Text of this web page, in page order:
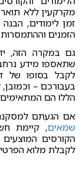
מקרקעין ללא
זמן לימודים,
הזמנים וההתמסרות
גם במקרה הזה,
שתאספו מידע
לקבל בסופו של
בעבורכם –
הללו הם המתאימים
אם הגעתם
שמאים, קיימת
הקורסים
לקבלת מלוא